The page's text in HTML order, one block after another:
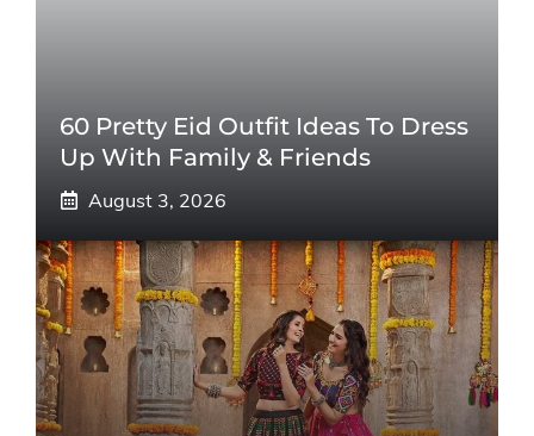
60 Pretty Eid Outfit Ideas To Dress
Up With Family & Friends
August 3, 2026